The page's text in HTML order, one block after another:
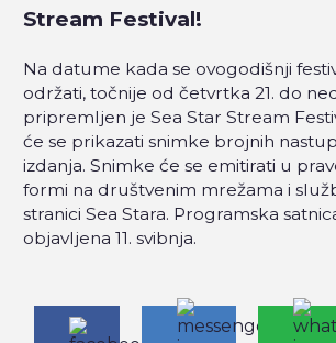
Stream Festival!
Na datume kada se ovogodišnji
održati, točnije od četvrtka 21. do
pripremljen je Sea Star Stream
će se prikazati snimke brojnih
izdanja. Snimke će se emitirati u
formi na društvenim mrežama i
stranici Sea Stara. Programska
objavljena 11. svibnja.